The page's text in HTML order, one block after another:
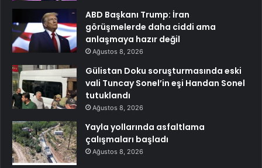
ABD Başkanı Trump: İran
görüşmelerde daha ciddi ama
anlaşmaya hazır değil
Ağustos 8, 2026
Gülistan Doku soruşturmasında eski
vali Tuncay Sonel’in eşi Handan Sonel
tutuklandı
Ağustos 8, 2026
Yayla yollarında asfaltlama
çalışmaları başladı
Ağustos 8, 2026